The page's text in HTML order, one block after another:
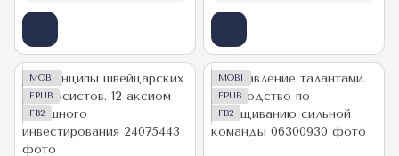
MOBI
EPUB
FB2
MOBI
EPUB
FB2